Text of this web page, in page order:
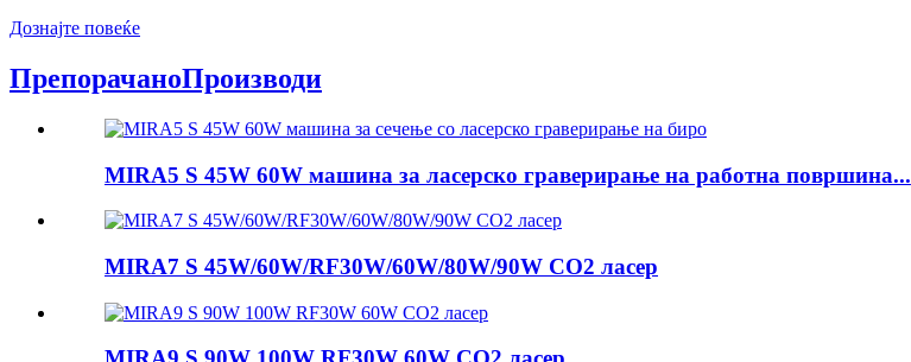
Дознајте повеќе
ПрепорачаноПроизводи
MIRA5 S 45W 60W машина за ласерско граверирање на работна површина...
MIRA7 S 45W/60W/RF30W/60W/80W/90W CO2 ласер